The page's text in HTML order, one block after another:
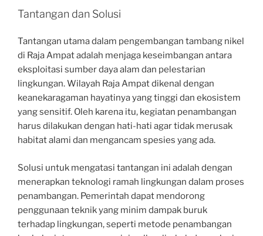
Tantangan dan Solusi
Tantangan utama dalam pengembangan tambang nikel
di Raja Ampat adalah menjaga keseimbangan antara
eksploitasi sumber daya alam dan pelestarian
lingkungan. Wilayah Raja Ampat dikenal dengan
keanekaragaman hayatinya yang tinggi dan ekosistem
yang sensitif. Oleh karena itu, kegiatan penambangan
harus dilakukan dengan hati-hati agar tidak merusak
habitat alami dan mengancam spesies yang ada.
Solusi untuk mengatasi tantangan ini adalah dengan
menerapkan teknologi ramah lingkungan dalam proses
penambangan. Pemerintah dapat mendorong
penggunaan teknik yang minim dampak buruk
terhadap lingkungan, seperti metode penambangan